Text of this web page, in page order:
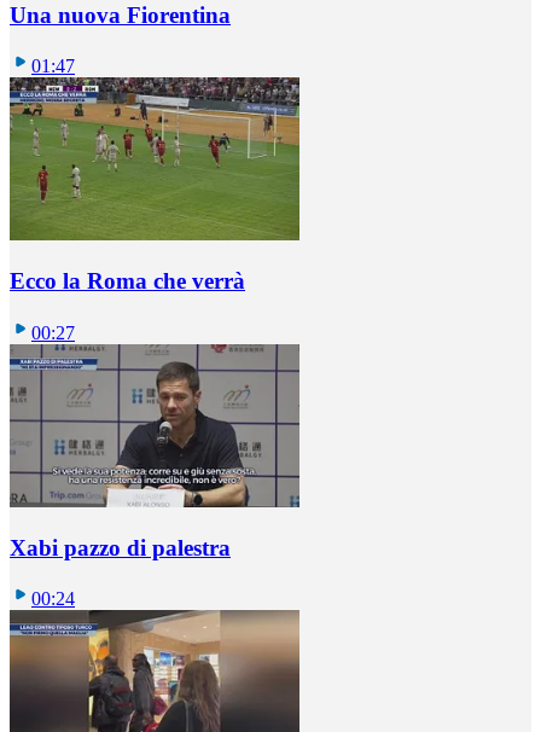
Una nuova Fiorentina
01:47
Ecco la Roma che verrà
00:27
Xabi pazzo di palestra
00:24